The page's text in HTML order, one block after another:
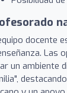
docente
Las
un ambiente